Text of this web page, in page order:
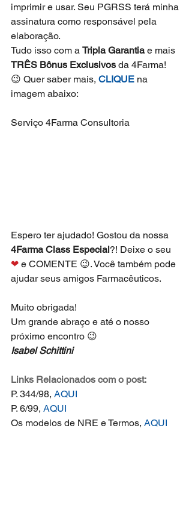
imprimir e usar. Seu PGRSS terá minha
assinatura como responsável pela
elaboração.
Tudo isso com a Tripla Garantia e mais
TRÊS Bônus Exclusivos da 4Farma!
😉 Quer saber mais, CLIQUE na
imagem abaixo:
Serviço 4Farma Consultoria
Espero ter ajudado! Gostou da nossa
4Farma Class Especial?! Deixe o seu
❤ e COMENTE 😉. Você também pode
ajudar seus amigos Farmacêuticos.
Muito obrigada!
Um grande abraço e até o nosso
próximo encontro 😉
Isabel Schittini
Links Relacionados com o post:
P. 344/98, AQUI
P. 6/99, AQUI
Os modelos de NRE e Termos, AQUI